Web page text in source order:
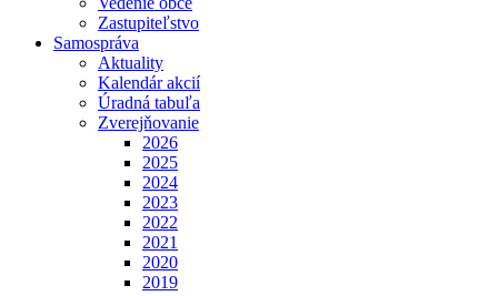
Zastupiteľstvo
Samospráva
Aktuality
Kalendár akcií
Úradná tabuľa
Zverejňovanie
2026
2025
2024
2023
2022
2021
2020
2019